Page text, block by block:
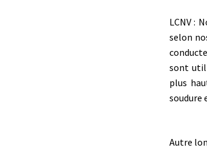
LCNV :
selon
sont
plus
soudure
Autre